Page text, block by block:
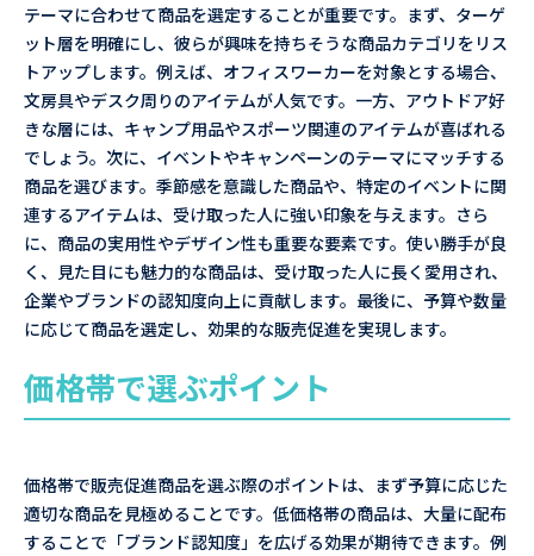
テーマに合わせて商品を選定することが重要です。まず、ターゲ
ット層を明確にし、彼らが興味を持ちそうな商品カテゴリをリス
トアップします。例えば、オフィスワーカーを対象とする場合、
文房具やデスク周りのアイテムが人気です。一方、アウトドア好
きな層には、キャンプ用品やスポーツ関連のアイテムが喜ばれる
でしょう。次に、イベントやキャンペーンのテーマにマッチする
商品を選びます。季節感を意識した商品や、特定のイベントに関
連するアイテムは、受け取った人に強い印象を与えます。さら
に、商品の実用性やデザイン性も重要な要素です。使い勝手が良
く、見た目にも魅力的な商品は、受け取った人に長く愛用され、
企業やブランドの認知度向上に貢献します。最後に、予算や数量
に応じて商品を選定し、効果的な販売促進を実現します。
価格帯で選ぶポイント
価格帯で販売促進商品を選ぶ際のポイントは、まず予算に応じた
適切な商品を見極めることです。低価格帯の商品は、大量に配布
することで「ブランド認知度」を広げる効果が期待できます。例